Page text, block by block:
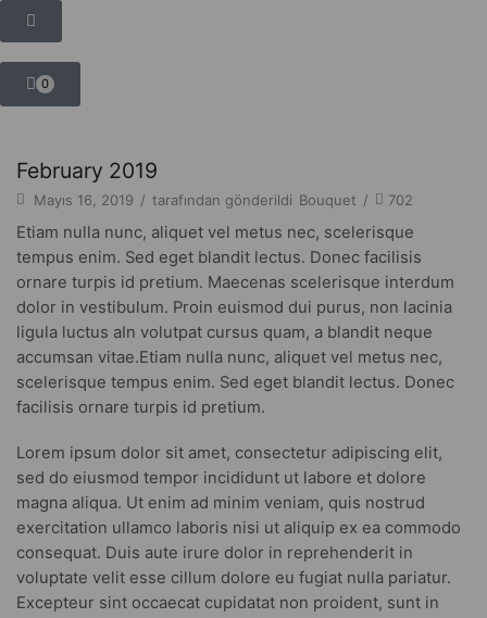
0
February 2019
Mayıs 16, 2019 / tarafından gönderildi Bouquet / 702
Etiam nulla nunc, aliquet vel metus nec, scelerisque
tempus enim. Sed eget blandit lectus. Donec facilisis
ornare turpis id pretium. Maecenas scelerisque interdum
dolor in vestibulum. Proin euismod dui purus, non lacinia
ligula luctus aIn volutpat cursus quam, a blandit neque
accumsan vitae.Etiam nulla nunc, aliquet vel metus nec,
scelerisque tempus enim. Sed eget blandit lectus. Donec
facilisis ornare turpis id pretium.
Lorem ipsum dolor sit amet, consectetur adipiscing elit,
sed do eiusmod tempor incididunt ut labore et dolore
magna aliqua. Ut enim ad minim veniam, quis nostrud
exercitation ullamco laboris nisi ut aliquip ex ea commodo
consequat. Duis aute irure dolor in reprehenderit in
voluptate velit esse cillum dolore eu fugiat nulla pariatur.
Excepteur sint occaecat cupidatat non proident, sunt in